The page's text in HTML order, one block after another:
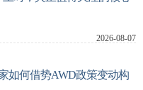
2026-08-07
如何借势AWD政策变动构